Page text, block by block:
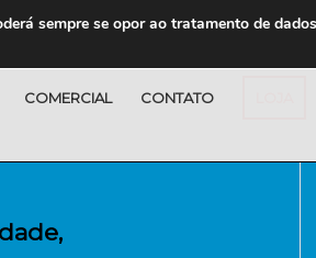
COMERCIAL CONTATO
sempre se opor ao tratamento de